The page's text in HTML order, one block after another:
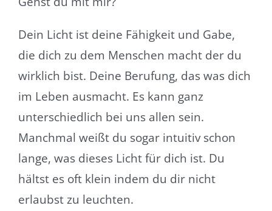
Dein Licht ist deine Fähigkeit und Gabe,
die dich zu dem Menschen macht der du
wirklich bist. Deine Berufung, das was dich
im Leben ausmacht. Es kann ganz
unterschiedlich bei uns allen sein.
Manchmal weißt du sogar intuitiv schon
lange, was dieses Licht für dich ist. Du
hältst es oft klein indem du dir nicht
erlaubst zu leuchten.